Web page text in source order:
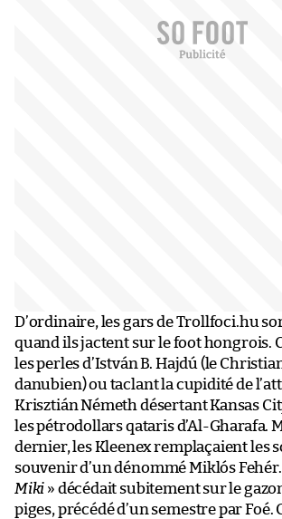
D’ordinaire, les gars de Trollfoci.hu
quand ils jactent sur le foot hongrois.
les perles d’István B. Hajdú (le
danubien) ou taclant la cupidité de
Krisztián Németh désertant Kansas
les pétrodollars qataris d’Al-Gharafa.
dernier, les Kleenex remplaçaient les
souvenir d’un dénommé Miklós Fehér.
Miki » décédait subitement sur le
piges, précédé d’un semestre par Foé.